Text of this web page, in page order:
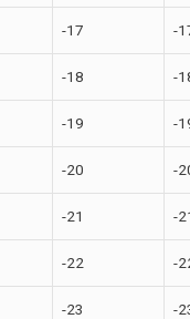
-17 -
-18 -
-19 -
-20 -
-21 -
-22 -
-23 -